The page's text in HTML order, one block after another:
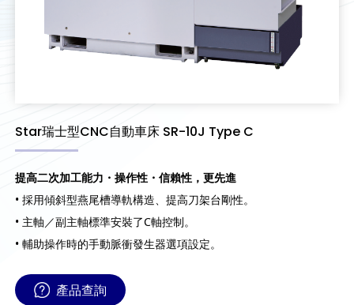
Star瑞士型CNC自動車床 SR-10J Type C
提高二次加工能力・操作性・信賴性，更先進
• 採用傾斜型燕尾槽導軌構造、提高刀架台剛性。
• 主軸／副主軸標準安裝了C軸控制。
• 輔助操作時的手動脈衝發生器選項設定。
產品查詢